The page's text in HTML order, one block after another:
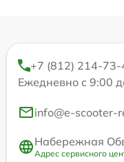
+7 (812) 214-73-
Ежедневно с 9:00
info@e-scooter-
Набережная
Адрес сервисного